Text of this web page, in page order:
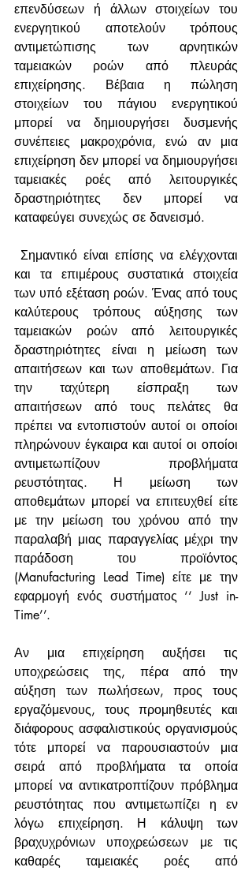
επενδύσεων ή άλλων στοιχείων του
ενεργητικού αποτελούν τρόπους
αντιμετώπισης των αρνητικών
ταμειακών ροών από πλευράς
επιχείρησης. Βέβαια η πώληση
στοιχείων του πάγιου ενεργητικού
μπορεί να δημιουργήσει δυσμενής
συνέπειες μακροχρόνια, ενώ αν μια
επιχείρηση δεν μπορεί να δημιουργήσει
ταμειακές ροές από λειτουργικές
δραστηριότητες δεν μπορεί να
καταφεύγει συνεχώς σε δανεισμό.
και τα επιμέρους συστατικά στοιχεία
των υπό εξέταση ροών. Ένας από τους
καλύτερους τρόπους αύξησης των
ταμειακών ροών από λειτουργικές
δραστηριότητες είναι η μείωση των
απαιτήσεων και των αποθεμάτων. Για
την ταχύτερη είσπραξη των
απαιτήσεων από τους πελάτες θα
πρέπει να εντοπιστούν αυτοί οι οποίοι
πληρώνουν έγκαιρα και αυτοί οι οποίοι
αντιμετωπίζουν προβλήματα
ρευστότητας. Η μείωση των
αποθεμάτων μπορεί να επιτευχθεί είτε
με την μείωση του χρόνου από την
παραλαβή μιας παραγγελίας μέχρι την
παράδοση του προϊόντος
(Manufacturing Lead Time) είτε με την
εφαρμογή ενός συστήματος ‘‘ Just in-
Time’’.
Αν μια επιχείρηση αυξήσει τις
υποχρεώσεις της, πέρα από την
αύξηση των πωλήσεων, προς τους
εργαζόμενους, τους προμηθευτές και
διάφορους ασφαλιστικούς οργανισμούς
τότε μπορεί να παρουσιαστούν μια
σειρά από προβλήματα τα οποία
μπορεί να αντικατροπτίζουν πρόβλημα
ρευστότητας που αντιμετωπίζει η εν
λόγω επιχείρηση. Η κάλυψη των
βραχυχρόνιων υποχρεώσεων με τις
καθαρές ταμειακές ροές από